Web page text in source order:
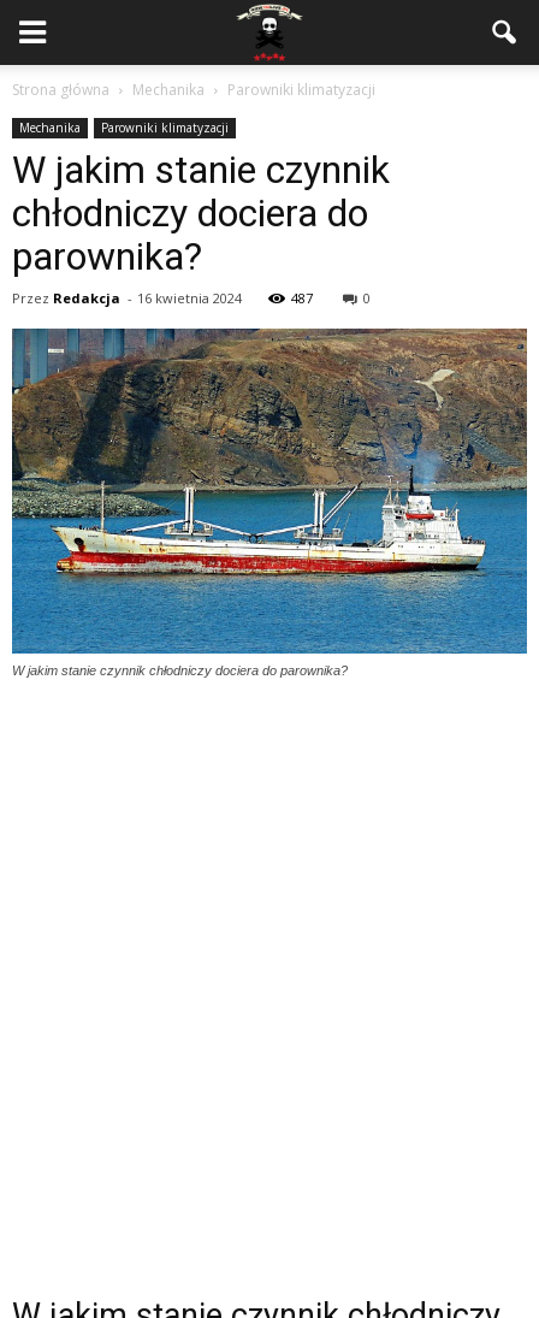
Strona główna Mechanika Parowniki klimatyzacji
Mechanika Parowniki klimatyzacji
W jakim stanie czynnik
chłodniczy dociera do
parownika?
Przez Redakcja - 16 kwietnia 2024 487 0
W jakim stanie czynnik chłodniczy dociera do parownika?